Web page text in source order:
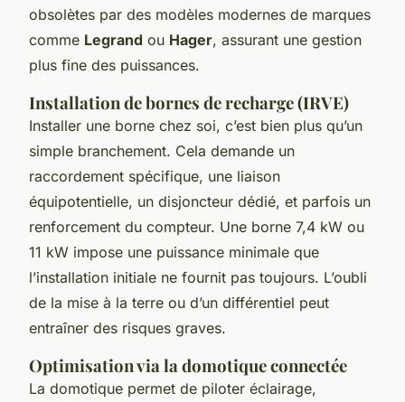
obsolètes par des modèles modernes de marques
comme Legrand ou Hager, assurant une gestion
plus fine des puissances.
Installation de bornes de recharge (IRVE)
Installer une borne chez soi, c’est bien plus qu’un
simple branchement. Cela demande un
raccordement spécifique, une liaison
équipotentielle, un disjoncteur dédié, et parfois un
renforcement du compteur. Une borne 7,4 kW ou
11 kW impose une puissance minimale que
l’installation initiale ne fournit pas toujours. L’oubli
de la mise à la terre ou d’un différentiel peut
entraîner des risques graves.
Optimisation via la domotique connectée
La domotique permet de piloter éclairage,